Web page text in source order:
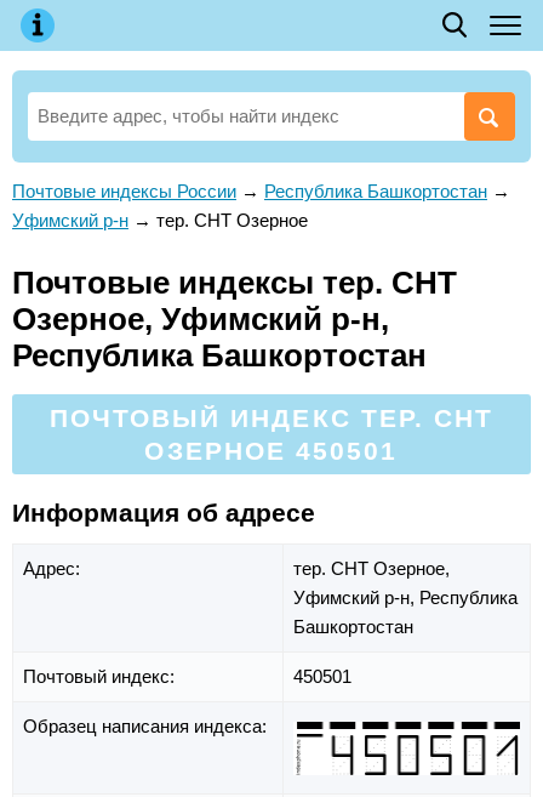
Почтовые индексы России → Республика Башкортостан →
Уфимский р-н → тер. СНТ Озерное
Почтовые индексы тер. СНТ
Озерное, Уфимский р-н,
Республика Башкортостан
ПОЧТОВЫЙ ИНДЕКС ТЕР. СНТ
ОЗЕРНОЕ 450501
Информация об адресе
Адрес:
тер. СНТ Озерное,
Уфимский р-н, Республика
Башкортостан
Почтовый индекс: 450501
Образец написания индекса: